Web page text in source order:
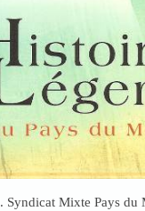
Syndicat Mixte Pays